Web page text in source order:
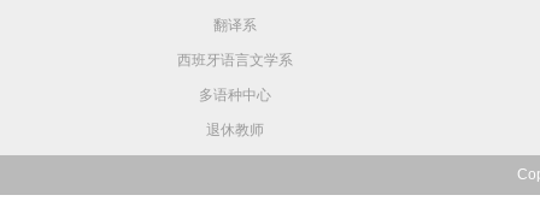
翻译系
西班牙语言文学系
多语种中心
退休教师